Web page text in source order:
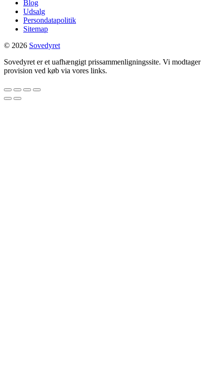
Blog
Udsalg
Persondatapolitik
Sitemap
© 2026 Sovedyret
Sovedyret er et uafhængigt prissammenligningssite. Vi modtager
provision ved køb via vores links.